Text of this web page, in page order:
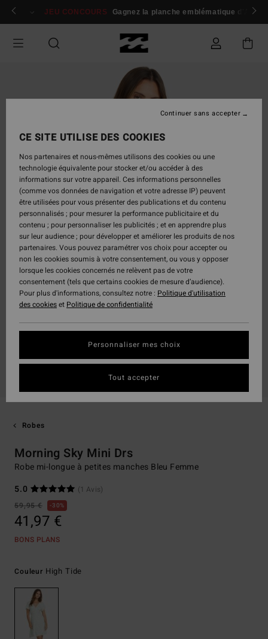
Passer
Se connecter / s'inscrire
JEU CONCOURS Gagnez la planche emblématique d'Andy
Robes
Morning Sky Mini Drs
Robe mi-longue à petites manches Bleu Femme
5.0
(1 Avis)
59,95 €
30%
41,97 €
BONS PLANS
Couleur High Tide
CE SITE UTILISE DES COOKIES
Nos partenaires et nous-mêmes utilisons des cookies ou une
technologie équivalente pour stocker et/ou accéder à des
informations sur votre appareil. Ces informations personnelles
(comme vos données de navigation et votre adresse IP) peuvent
être utilisées pour vous présenter des publications et du contenu
personnalisés ; pour mesurer la performance publicitaire et du
contenu ; pour personnaliser les publicités ; et en apprendre plus
sur leur audience ; pour développer et améliorer les produits de nos
partenaires. Vous pouvez paramétrer vos choix pour accepter ou
non les cookies soumis à votre consentement, ou vous y opposer
lorsque les cookies concernés ne relèvent pas de votre
consentement (tels que certains cookies de mesure d’audience).
Pour plus d'informations, consultez notre : Politique d'utilisation
des cookieset Politique de confidentialité
Personnaliser mes choix
Continuer sans accepter
Tout accepter